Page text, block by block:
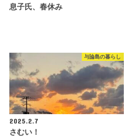
息子氏、春休み
与論島の暮らし
2025.2.7
さむい！